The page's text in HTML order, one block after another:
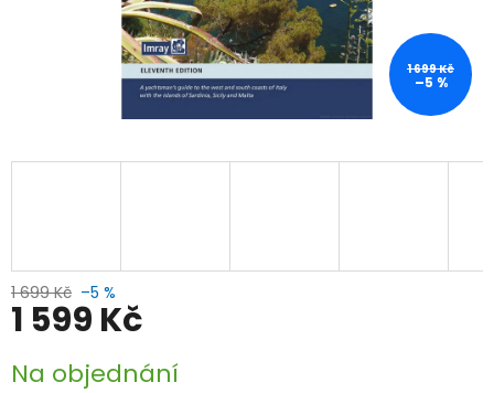
1 699 Kč
–5 %
1 699 Kč –5 %
1 599 Kč
cena:
Na objednání